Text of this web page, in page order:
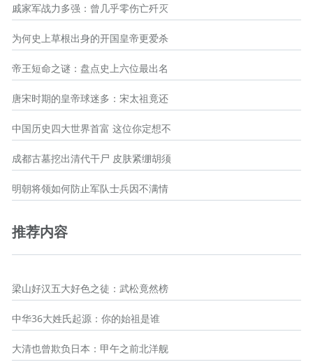
戚家军战力多强：曾几乎零伤亡歼灭
为何史上草根出身的开国皇帝更爱杀
帝王短命之谜：盘点史上六位最出名
唐宋时期的皇帝球迷多：宋太祖竟还
中国历史四大世界首富 这位你定想不
成都古墓挖出清代干尸 皮肤紧绷胡须
明朝将领如何防止军队士兵因不满情
推荐内容
梁山好汉五大好色之徒：武松竟然榜
中华36大姓氏起源：你的始祖是谁
大清也曾欺负日本：甲午之前北洋舰